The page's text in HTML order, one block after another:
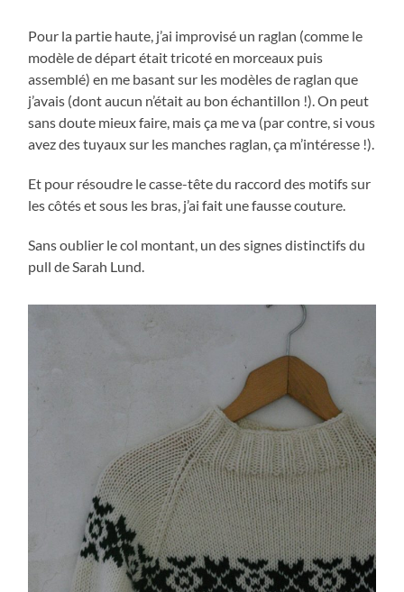
Pour la partie haute, j’ai improvisé un raglan (comme le
modèle de départ était tricoté en morceaux puis
assemblé) en me basant sur les modèles de raglan que
j’avais (dont aucun n’était au bon échantillon !). On peut
sans doute mieux faire, mais ça me va (par contre, si vous
avez des tuyaux sur les manches raglan, ça m’intéresse !).
Et pour résoudre le casse-tête du raccord des motifs sur
les côtés et sous les bras, j’ai fait une fausse couture.
Sans oublier le col montant, un des signes distinctifs du
pull de Sarah Lund.